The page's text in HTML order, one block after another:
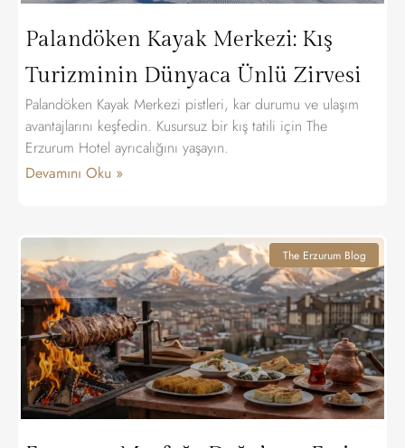
Palandöken Kayak Merkezi: Kış
Turizminin Dünyaca Ünlü Zirvesi
Palandöken Kayak Merkezi pistleri, kar durumu ve ulaşım
avantajlarını keşfedin. Kusursuz bir kış tatili için The
Erzurum Hotel ayrıcalığını yaşayın.
Devamını Oku »
The Erzurum Blog